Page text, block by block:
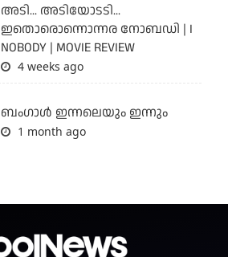
അടി... അടിയോടടി...
ഇതൊരൊന്നൊന്നര നോബഡി | I
NOBODY | MOVIE REVIEW
4 weeks ago
ബംഗാള്‍ ഇന്നലെയും ഇന്നും
1 month ago